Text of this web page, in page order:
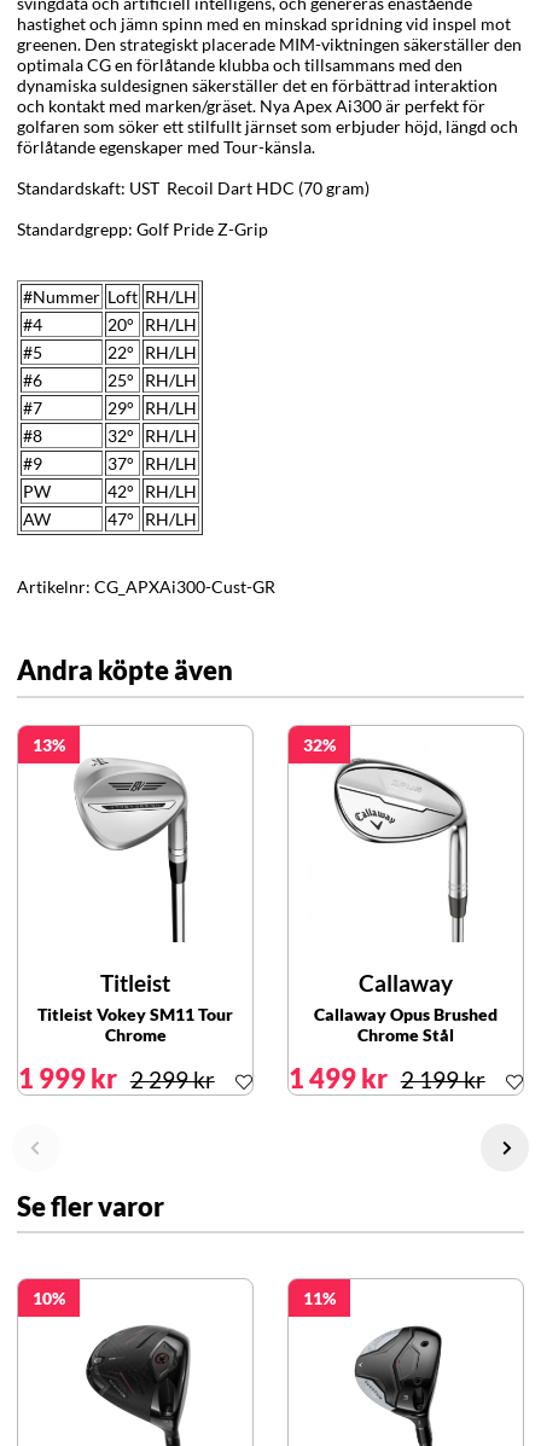
hastighetoch jämn spinn med en minskad spridning vid inspel mot
greenen. Den strategiskt placerade MIM-viktningen säkerställer den
optimala CG en förlåtande klubba och tillsammans med den
dynamiska suldesignen säkerställer det en förbättrad interaktion
och kontakt med marken/gräset. Nya Apex Ai300 är perfekt för
golfaren som söker ett stilfullt järnset som erbjuder höjd, längd och
förlåtande egenskaper med Tour-känsla.
Standardskaft: UST Recoil Dart HDC (70 gram)
Standardgrepp: Golf Pride Z-Grip
#Nummer Loft RH/LH
#4
20°
RH/LH
#5
22°
RH/LH
#6
25°
RH/LH
#7
29°
RH/LH
#8
32°
RH/LH
#9
37°
RH/LH
PW
42°
RH/LH
AW
47° RH/LH
Artikelnr: CG_APXAi300-Cust-GR
Andra köpte även
13
Titleist
Titleist Vokey SM11 Tour
Chrome
1 999 kr 2 299 kr
32
Callaway
Callaway Opus Brushed
Chrome Stål
1 499 kr 2 199 kr
Se fler varor
10 11